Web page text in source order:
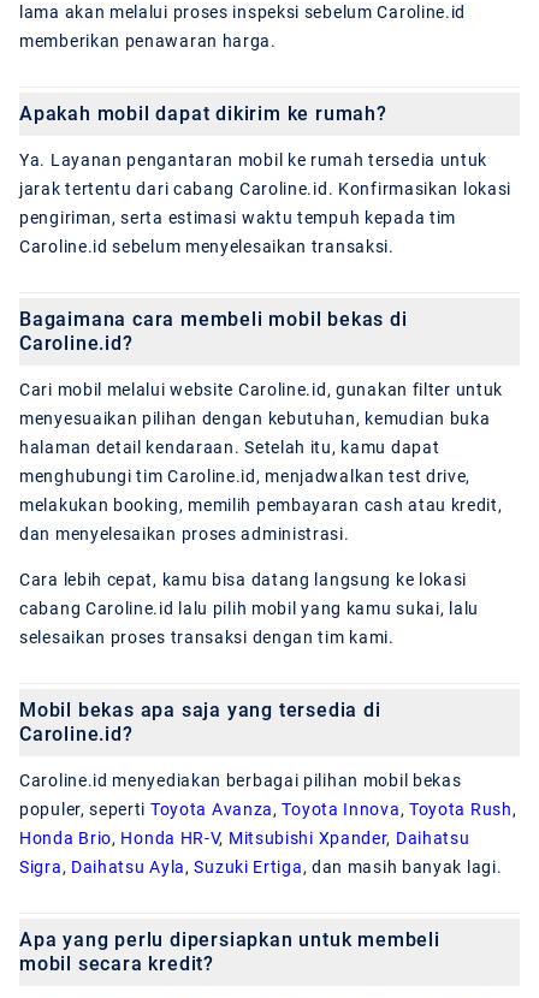
lama akan melalui proses inspeksi sebelum Caroline.id
memberikan penawaran harga.
Apakah mobil dapat dikirim ke rumah?
Ya. Layanan pengantaran mobil ke rumah tersedia untuk
jarak tertentu dari cabang Caroline.id. Konfirmasikan lokasi
pengiriman, serta estimasi waktu tempuh kepada tim
Caroline.id sebelum menyelesaikan transaksi.
Bagaimana cara membeli mobil bekas di
Caroline.id?
Cari mobil melalui website Caroline.id, gunakan filter untuk
menyesuaikan pilihan dengan kebutuhan, kemudian buka
halaman detail kendaraan. Setelah itu, kamu dapat
menghubungi tim Caroline.id, menjadwalkan test drive,
melakukan booking, memilih pembayaran cash atau kredit,
dan menyelesaikan proses administrasi.
Cara lebih cepat, kamu bisa datang langsung ke lokasi
cabang Caroline.id lalu pilih mobil yang kamu sukai, lalu
selesaikan proses transaksi dengan tim kami.
Mobil bekas apa saja yang tersedia di
Caroline.id?
Caroline.id menyediakan berbagai pilihan mobil bekas
populer, seperti Toyota Avanza,Toyota Innova, Toyota Rush,
Honda Brio, Honda HR-V, Mitsubishi Xpander, Daihatsu
Sigra, Daihatsu Ayla,Suzuki Ertiga, dan masih banyak lagi.
Apa yang perlu dipersiapkan untuk membeli
mobil secara kredit?